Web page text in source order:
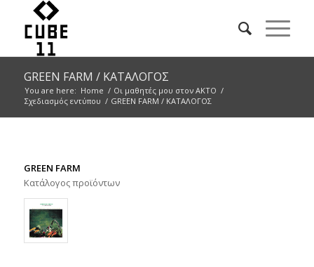
GREEN FARM / ΚΑΤΑΛΟΓΟΣ
You are here: Home / Οι μαθητές μου στον ΑΚΤΟ /
Σχεδιασμός εντύπου / GREEN FARM / ΚΑΤΑΛΟΓΟΣ
GREEN FARM
Κατάλογος προϊόντων